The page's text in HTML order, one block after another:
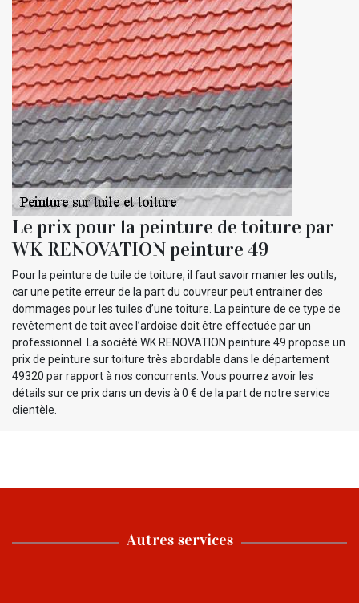
Le prix pour la peinture de toiture par
WK RENOVATION peinture 49
Pour la peinture de tuile de toiture, il faut savoir manier les outils,
car une petite erreur de la part du couvreur peut entrainer des
dommages pour les tuiles d’une toiture. La peinture de ce type de
revêtement de toit avec l’ardoise doit être effectuée par un
professionnel. La société WK RENOVATION peinture 49 propose un
prix de peinture sur toiture très abordable dans le département
49320 par rapport à nos concurrents. Vous pourrez avoir les
détails sur ce prix dans un devis à 0 € de la part de notre service
clientèle.
Autres services